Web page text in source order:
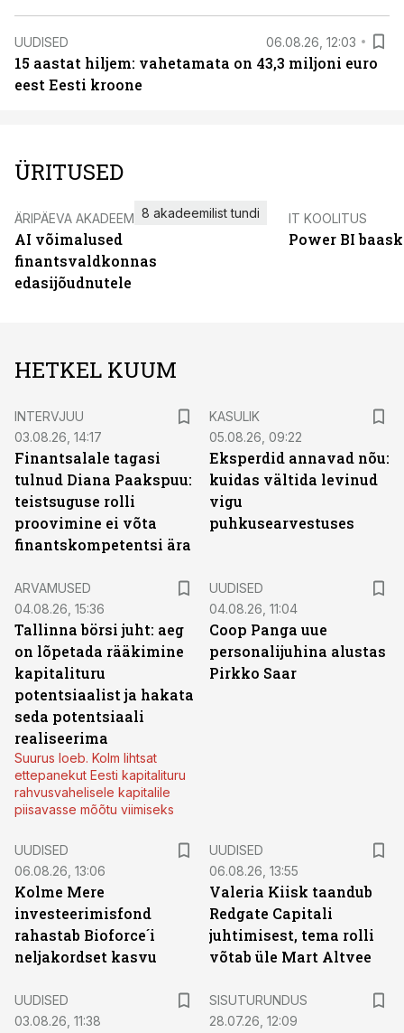
UUDISED 06.08.26, 12:03
15 aastat hiljem: vahetamata on 43,3 miljoni euro
eest Eesti kroone
ÜRITUSED
ÄRIPÄEVA AKADEEMIA
AI võimalused
finantsvaldkonnas
edasijõudnutele
8 akadeemilist tundi IT KOOLITUS
Power BI
HETKEL KUUM
INTERVJUU
03.08.26, 14:17
Finantsalale tagasi
tulnud Diana Paakspuu:
teistsuguse rolli
proovimine ei võta
finantskompetentsi ära
KASULIK
05.08.26, 09:22
Eksperdid annavad nõu:
kuidas vältida levinud
vigu
puhkusearvestuses
ARVAMUSED
04.08.26, 15:36
Tallinna börsi juht: aeg
on lõpetada rääkimine
kapitalituru
potentsiaalist ja hakata
seda potentsiaali
realiseerima
Suurus loeb. Kolm lihtsat
ettepanekut Eesti kapitalituru
rahvusvahelisele kapitalile
piisavasse mõõtu viimiseks
UUDISED
04.08.26, 11:04
Coop Panga uue
personalijuhina alustas
Pirkko Saar
UUDISED
06.08.26, 13:06
Kolme Mere
investeerimisfond
rahastab Bioforce´i
neljakordset kasvu
UUDISED
06.08.26, 13:55
Valeria Kiisk taandub
Redgate Capitali
juhtimisest, tema rolli
võtab üle Mart Altvee
UUDISED
03.08.26, 11:38
SISUTURUNDUS
28.07.26, 12:09